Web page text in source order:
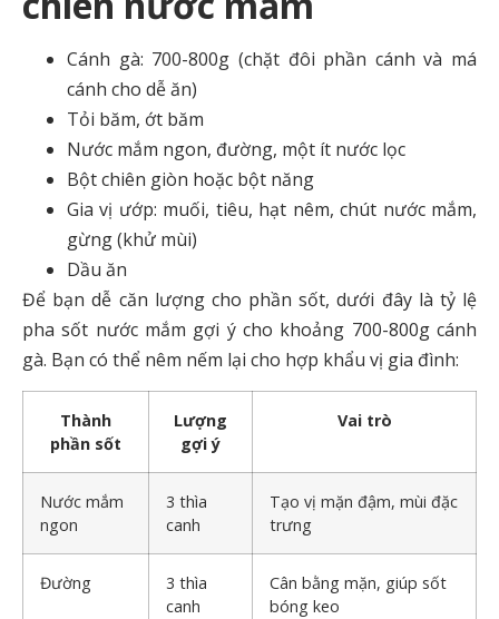
Cánh gà: 700-800g (chặt đôi phần cánh và má
cánh cho dễ ăn)
Tỏi băm, ớt băm
Nước mắm ngon, đường, một ít nước lọc
Bột chiên giòn hoặc bột năng
Gia vị ướp: muối, tiêu, hạt nêm, chút nước mắm,
gừng (khử mùi)
Dầu ăn
Để bạn dễ căn lượng cho phần sốt, dưới đây là tỷ lệ
pha sốt nước mắm gợi ý cho khoảng 700-800g cánh
gà. Bạn có thể nêm nếm lại cho hợp khẩu vị gia đình:
Thành
phần sốt
Lượng
gợi ý
Vai trò
Nước mắm
ngon
3 thìa
canh
Tạo vị mặn đậm, mùi đặc
trưng
Đường
3 thìa
canh
Cân bằng mặn, giúp sốt
bóng keo